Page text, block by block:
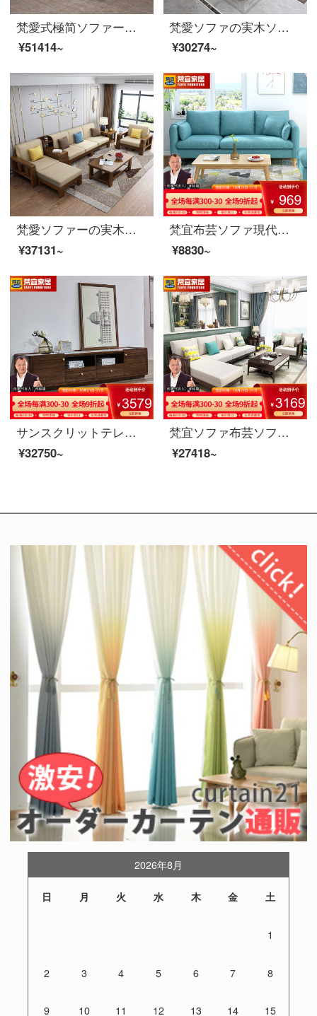
梵愛式極简ソファー北欧軽奢科学技術三防皮ソファセット現代皮芸ソファー家具ペア+シングル+貴妃+足米黄
¥51414~
梵愛ソファの実木ソファ全実木布芸ソファ現代簡単な中国式セットラテックスソファリビングルームの家具の収納版
¥30274~
梵愛ソファーの実木ソファ全実木布芸ソファーは現代簡単で、新しい中国式ソファーのリビングルームに家具をセットしました。
¥37131~
梵宜布芸ソファ現代簡単北欧スタイルの小戸型三人の貴妃の居間ソファセットセット家具【ラテックスタイプ】三人位+貴妃が913項を踏む
¥8830~
サンスクリットテレビキャビネット北米の黒いクルミの木の実木のテレビの箱の2.0メートルのアメリカ式のテレビキャビネットの客間の戸棚の映画とテレビの箱の暗いクルミの色のテレビの箱の8 K 01〓テレビの箱北米の暗いクルミの木
¥32750~
梵宜ソファ布芸ソファアメリカ式の軽い贅沢なソファーの単三人の大きさの戸形の実木の1+2+3ソファーの組み合わせの客間の逸品の家具の3人の位
¥27418~
2026年8月
日 月 火 水 木 金 土
1
2 3 4 5 6 7 8
9 10 11 12 13 14 15